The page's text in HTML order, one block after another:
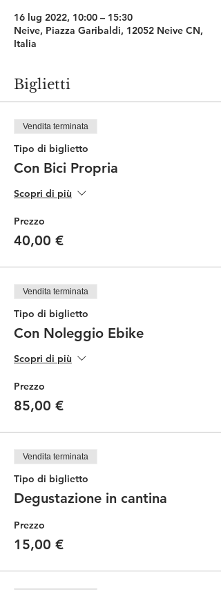
16 lug 2022, 10:00 – 15:30
Neive, Piazza Garibaldi, 12052 Neive CN,
Italia
Biglietti
Vendita terminata
Tipo di biglietto
Con Bici Propria
Scopri di più
Prezzo
40,00 €
Vendita terminata
Tipo di biglietto
Con Noleggio Ebike
Scopri di più
Prezzo
85,00 €
Vendita terminata
Tipo di biglietto
Degustazione in cantina
Prezzo
15,00 €